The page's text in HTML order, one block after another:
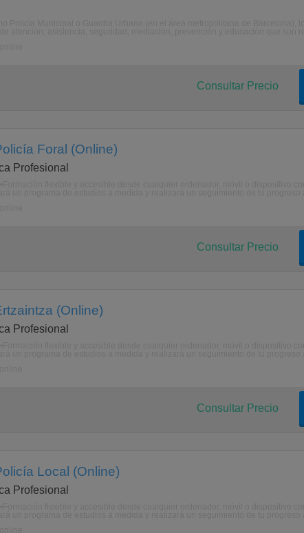
Consultar Precio
Foral (Online)
Profesional
Consultar Precio
(Online)
Profesional
Consultar Precio
Local (Online)
Profesional